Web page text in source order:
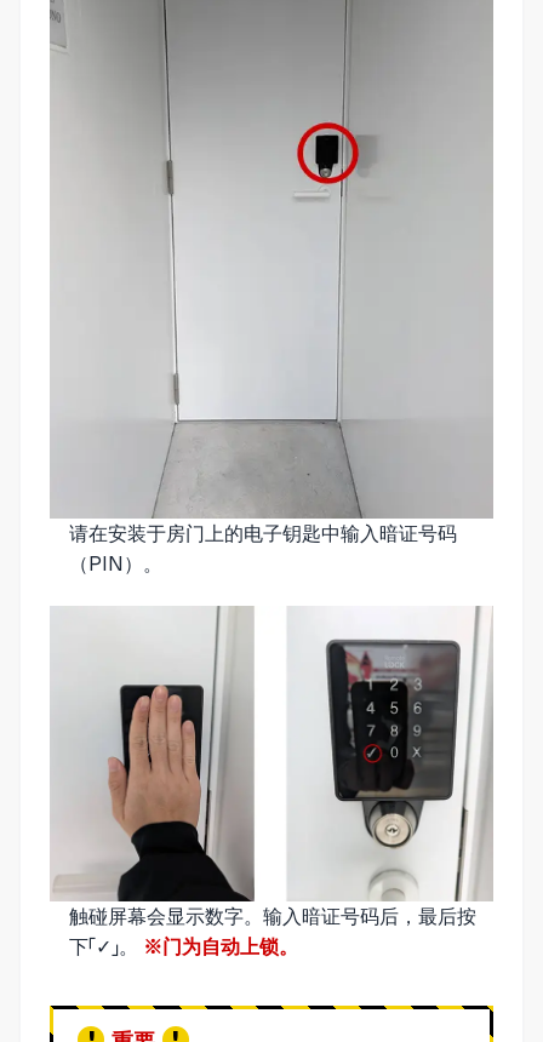
请在安装于房门上的电子钥匙中输入暗证号码
（PIN）。
触碰屏幕会显示数字。输入暗证号码后，最后按
下「✓」。
※门为自动上锁。